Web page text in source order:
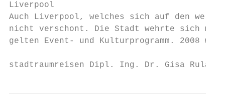
Liverpool
Auch Liverpool, welches sich auf den
nicht verschont. Die Stadt wehrte sich mit
gelten Event- und Kulturprogramm. 2008
stadtraumreisen Dipl. Ing. Dr.